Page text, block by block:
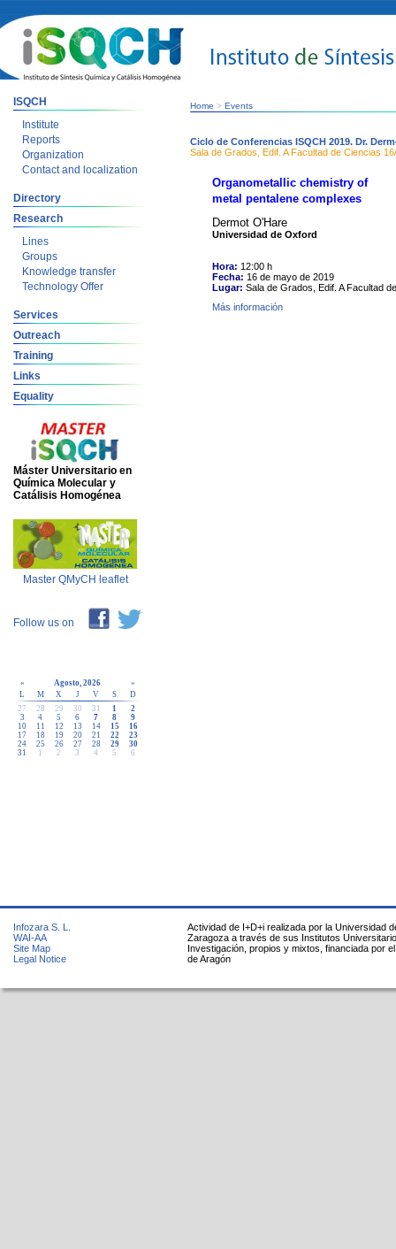
ISQCH
Institute
Reports
Organization
Contact and localization
Directory
Research
Lines
Groups
Knowledge transfer
Technology Offer
Services
Outreach
Training
Links
Equality
Máster Universitario en
Química Molecular y
Catálisis Homogénea
Master QMyCH leaflet
Follow us on
« Agosto, 2026
»
L
M X J V S
D
27
28 29 30 31 1
2
3
4 5 6 7 8
9
10
11 12 13 14 15
16
17
18 19 20 21 22
23
24
25 26 27 28 29
30
31
1 2 3 4 5 6
Home > Events
Ciclo de Conferencias ISQCH 2019. Dr.
Sala de Grados, Edif. A Facultad de Ciencias
Organometallic chemistry of
metal pentalene complexes
Dermot O'Hare
Universidad de Oxford
Hora: 12:00 h
Fecha: 16 de mayo de 2019
Lugar: Sala de Grados, Edif. A Facultad
Más información
Infozara S. L.
WAI-AA
Site Map
Legal Notice
Actividad de I+D+i realizada por la Universidad
Zaragoza a través de sus Institutos
Investigación, propios y mixtos, financiada por
de Aragón